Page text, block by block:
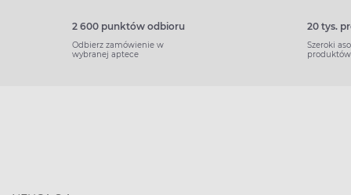
2 600 punktów odbioru
Odbierz zamówienie w
wybranej aptece
20 tys.
Szeroki
produktów